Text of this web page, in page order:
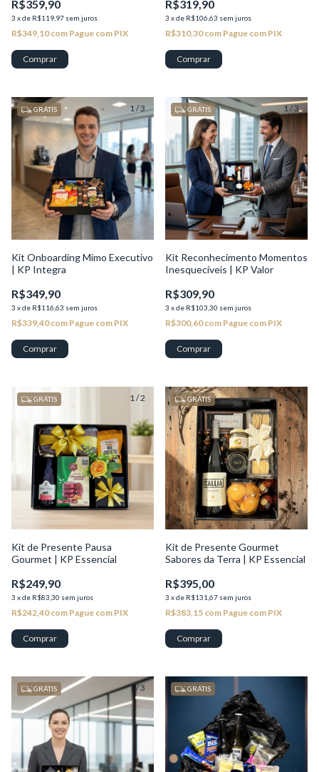
R$359,90
3 xde R$119,97 sem juros
R$349,10com Pague com PIX
R$319,90
3 xde R$106,63 sem juros
R$310,30com Pague com PIX
Comprar
1/3
GRÁTIS
Kit Onboarding Mimo Executivo
| KP Integra
R$349,90
3 xde R$116,63 sem juros
R$339,40com Pague com PIX
1/3
GRÁTIS
Kit Reconhecimento Momentos
Inesquecíveis | KP Valor
R$309,90
3 xde R$103,30 sem juros
R$300,60com Pague com PIX
1/2
GRÁTIS
Kit de Presente Pausa
Gourmet | KP Essencial
R$249,90
3 xde R$83,30 sem juros
R$242,40com Pague com PIX
1/3
GRÁTIS
Kit de Presente Gourmet
Sabores da Terra | KP Essencial
R$395,00
3 xde R$131,67 sem juros
R$383,15 com Pague com PIX
1/3
GRÁTIS GRÁTIS